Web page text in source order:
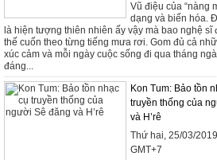
Vũ điệu của “nàng
dạng và biến hóa.
là hiện tượng thiên nhiên ấy vậy mà bao nghệ sĩ
thế cuốn theo từng tiếng mưa rơi. Gom đủ cả
xúc cảm và mỗi ngày cuộc sống đi qua tháng
đáng...
Kon Tum: Bảo tồn
truyền thống của
và H’rê
Thứ hai, 25/03/
GMT+7